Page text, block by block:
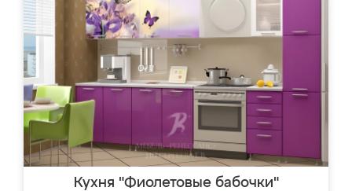
Кухня "Фиолетовые бабочки"